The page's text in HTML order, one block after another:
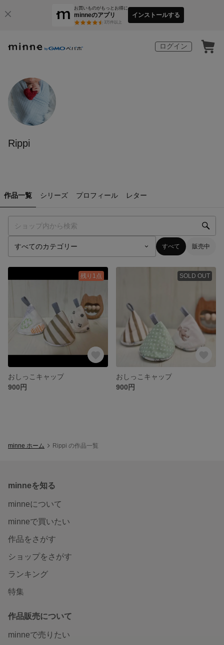
お買いものがもっとお得に
minneのアプリ
3万件以上
インストールする
ログイン
Rippi
作品一覧 シリーズ プロフィール レター
すべて 販売中
残り1点
おしっこキャップ
900円
SOLD OUT
おしっこキャップ
900円
minne ホーム Rippi の作品一覧
minneを知る
minneについて
minneで買いたい
作品をさがす
ショップをさがす
ランキング
特集
作品販売について
minneで売りたい